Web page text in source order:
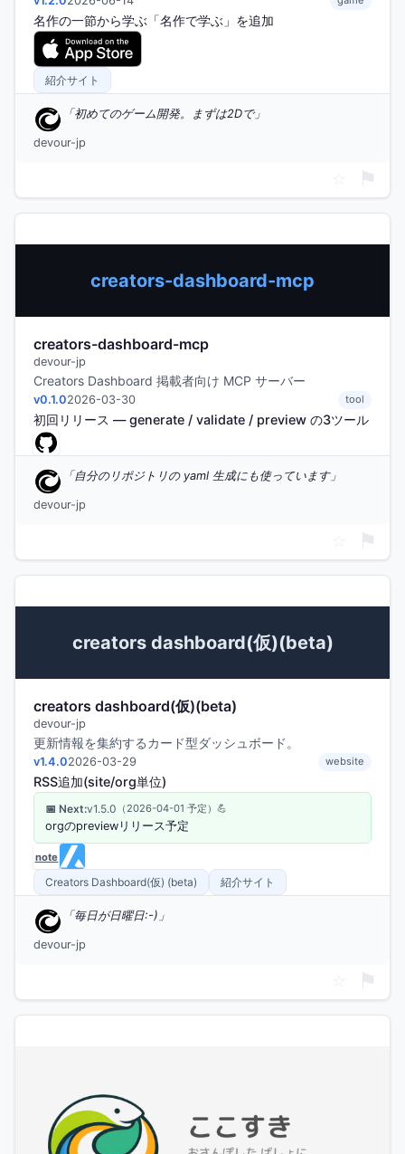
名作の一節から学ぶ「名作で学ぶ」を追加
紹介サイト
初めてのゲーム開発。まずは2Dで
devour-jp
creators-dashboard-mcp
creators-dashboard-mcp
devour-jp
Creators Dashboard 掲載者向け MCP サーバー
v0.1.02026-03-30 tool
初回リリース — generate / validate / preview の3ツール
自分のリポジトリの yaml 生成にも使っています
devour-jp
creators dashboard(仮)(beta)
creators dashboard(仮)(beta)
devour-jp
更新情報を集約するカード型ダッシュボード。
v1.4.02026-03-29 website
RSS追加(site/org単位)
📅 Next:v1.5.0 （2026-04-01 予定） 💪
orgのpreviewリリース予定
Creators Dashboard(仮) (beta) 紹介サイト
毎日が日曜日:-)
devour-jp